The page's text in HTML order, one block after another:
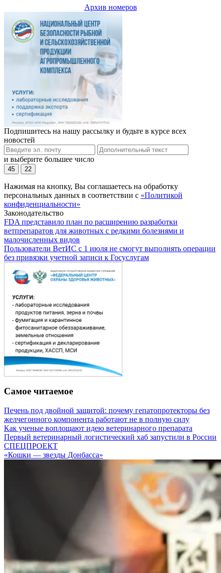
Архив номеров
Подпишитесь на нашу рассылку и будьте в курсе всех
новостей
и выберите большее число
45 22
Нажимая на кнопку, Вы соглашаетесь на обработку
персональных данных в соответствии с «Политикой
конфиденциальности»
Законодательство
FDA представило план по расширению разработки
ветпрепаратов для животных с редкими болезнями и
малочисленных видов
Пользователи ВетИС с 1 июля не смогут выполнять операции
без привязки учетной записи к Госуслугам
Самое читаемое
Печень под двойной защитой: почему гепатопротекторы без
желчегонного компонента работают не в полную силу
Как ученые воплощают идею ветеринарного препарата
Первый ветеринарный логистический хаб запустили в России
СПЕЦПРОЕКТ
«Кошки — звезды Донбасса»